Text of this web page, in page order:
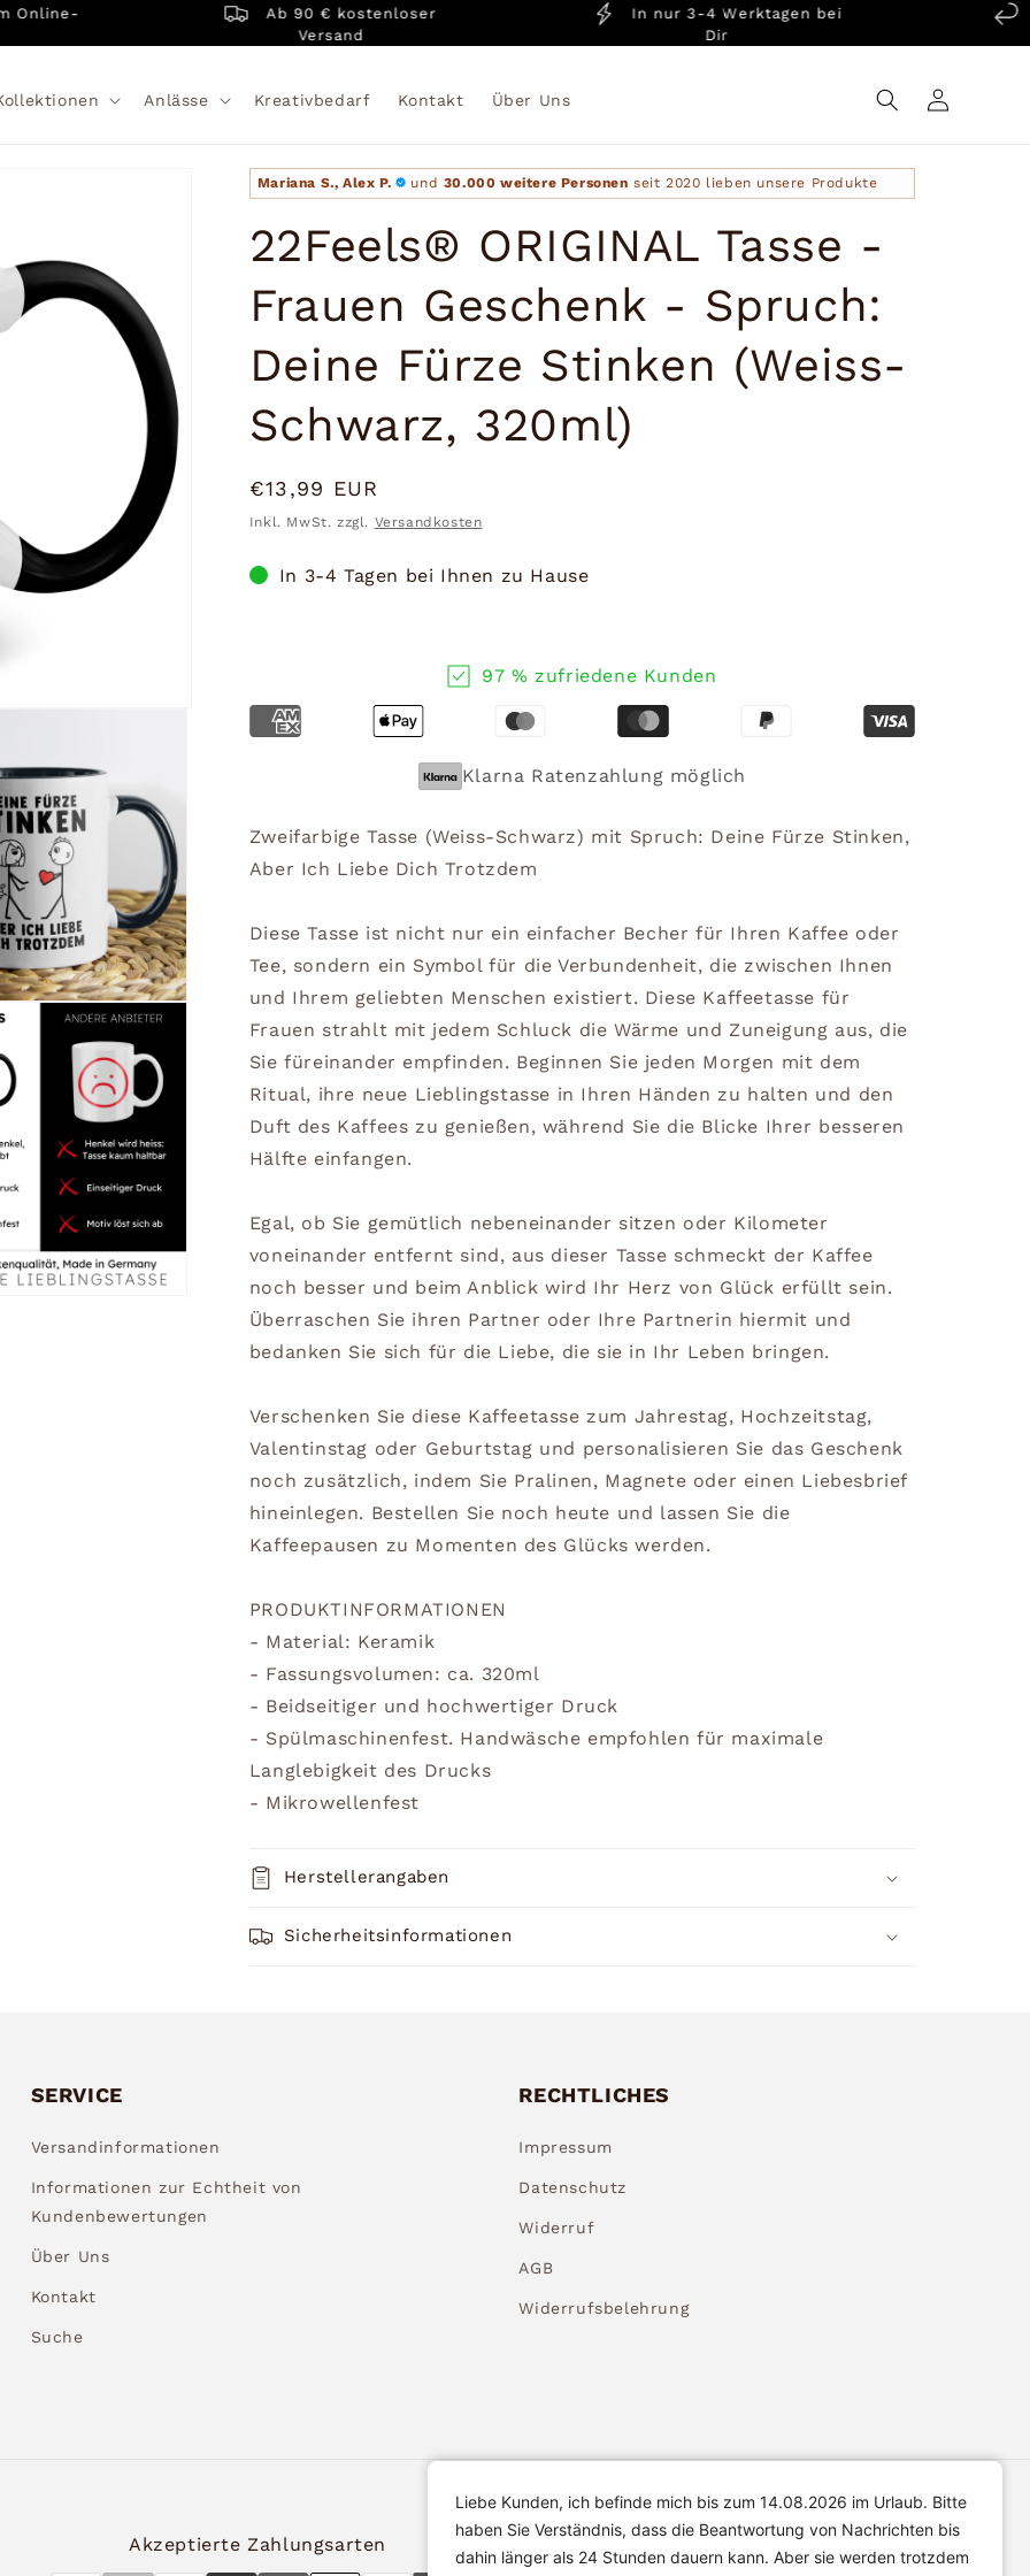
Ab 90 € kostenloser
Versand
In nur 3-4 Werktagen bei
14
Anlässe Kreativbedarf Kontakt Über Uns Einloggen
Mariana S., Alex P. und 30.000 weitere Personen seit 2020 lieben unsere Produkte
22Feels® ORIGINAL Tasse -
Frauen Geschenk - Spruch:
Deine Fürze Stinken (Weiss-
Schwarz, 320ml)
Normaler
Preis
€13,99 EUR
Inkl. MwSt. zzgl. Versandkosten
In 3-4 Tagen bei Ihnen zu Hause
97 % zufriedene Kunden
Klarna Ratenzahlung möglich
Zweifarbige Tasse (Weiss-Schwarz) mit Spruch: Deine Fürze Stinken,
Aber Ich Liebe Dich Trotzdem
Diese Tasse ist nicht nur ein einfacher Becher für Ihren Kaffee oder
Tee, sondern ein Symbol für die Verbundenheit, die zwischen Ihnen
und Ihrem geliebten Menschen existiert. Diese Kaffeetasse für
Frauen strahlt mit jedem Schluck die Wärme und Zuneigung aus, die
Sie füreinander empfinden. Beginnen Sie jeden Morgen mit dem
Ritual, ihre neue Lieblingstasse in Ihren Händen zu halten und den
Duft des Kaffees zu genießen, während Sie die Blicke Ihrer besseren
Hälfte einfangen.
Egal, ob Sie gemütlich nebeneinander sitzen oder Kilometer
voneinander entfernt sind, aus dieser Tasse schmeckt der Kaffee
noch besser und beim Anblick wird Ihr Herz von Glück erfüllt sein.
Überraschen Sie ihren Partner oder Ihre Partnerin hiermit und
bedanken Sie sich für die Liebe, die sie in Ihr Leben bringen.
Verschenken Sie diese Kaffeetasse zum Jahrestag, Hochzeitstag,
Valentinstag oder Geburtstag und personalisieren Sie das Geschenk
noch zusätzlich, indem Sie Pralinen, Magnete oder einen Liebesbrief
hineinlegen. Bestellen Sie noch heute und lassen Sie die
Kaffeepausen zu Momenten des Glücks werden.
PRODUKTINFORMATIONEN
- Material: Keramik
- Fassungsvolumen: ca. 320ml
- Beidseitiger und hochwertiger Druck
- Spülmaschinenfest. Handwäsche empfohlen für maximale
Langlebigkeit des Drucks
- Mikrowellenfest
Herstellerangaben
Sicherheitsinformationen
SERVICE
Versandinformationen
Informationen zur Echtheit von
Kundenbewertungen
Über Uns
Kontakt
Suche
RECHTLICHES
Impressum
Datenschutz
Widerruf
AGB
Widerrufsbelehrung
Akzeptierte Zahlungsarten
Liebe Kunden, ich befinde mich bis zum 14.08.2026 im Urlaub. Bitte
haben Sie Verständnis, dass die Beantwortung von Nachrichten bis
dahin länger als 24 Stunden dauern kann. Aber sie werden trotzdem